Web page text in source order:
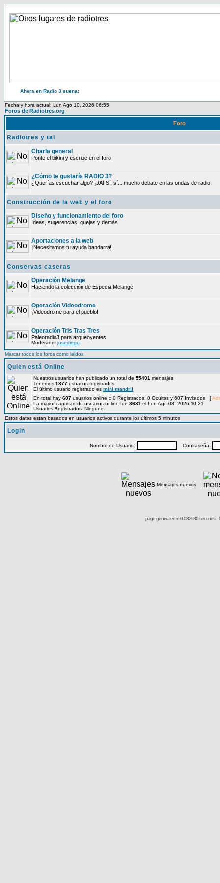
Ahora en Radio 3 suena:
Fecha y hora actual: Lun Ago 10, 2026 06:55
Foros de Radiotres.org
Foro
Radiotres y tal
Charla general
Ponte el bikini y escribe en el foro
¿Cómo te gustaría RADIO 3?
¿Querías escuchar algo? ¡JA! Sí, sí... mucho debate en las ondas de radio.
Construcción de la web y el foro
Diseño y funcionamiento del foro
Ideas, sugerencias, quejas y demás
Aportaciones a la web
¡Necesitamos tu ayuda bandarra!
Conservas caseras
Operación Melange
Haciendo la colección de Especia Melange
Operación Videodrome
¡Videodrome para el pueblo!
Operación Tris Tras Tres
Paleoradio3 para arqueoyentes
Moderadorjosediego
Marcar todos los foros como leidos
Quien está Online
Nuestros usuarios han publicado un total de 55401 mensajes
Tenemos 1377 usuarios registrados
El último usuario registrado es mini mandril
En total hay 607 usuarios online :: 0 Registrados, 0 Ocultos y 607 Invitados [
La mayor cantidad de usuarios online fue 3631 el Lun Ago 03, 2026 10:21
Usuarios Registrados: Ninguno
Estos datos estan basados en usuarios activos durante los últimos 5 minutos
Login
Nombre de Usuario: Contraseña:
Mensajes nuevos
page generated in 0.032930 seconds :